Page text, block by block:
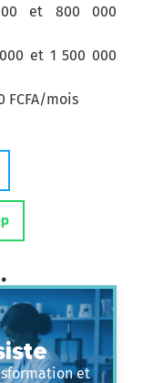
et 800 000
et 1 500 000
FCFA/mois
et